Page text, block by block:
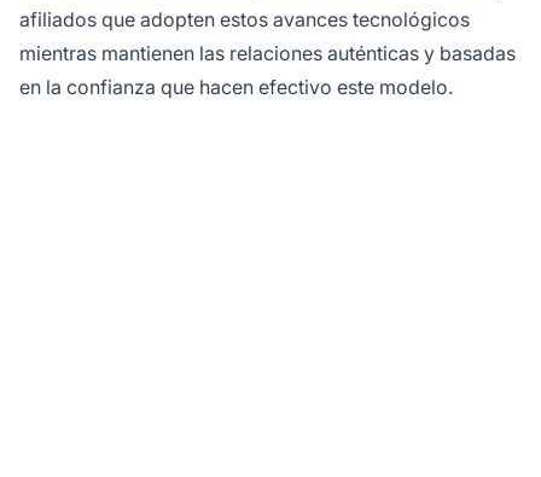
afiliados que adopten estos avances tecnológicos
mientras mantienen las relaciones auténticas y basadas
en la confianza que hacen efectivo este modelo.